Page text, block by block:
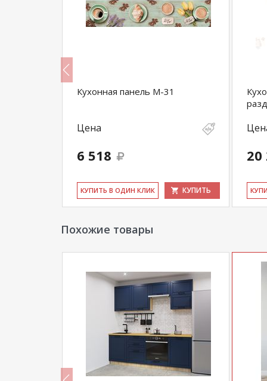
Кухонная панель M-31
Цена
6 518
КУ­ПИТЬ В ОДИН КЛИК КУПИТЬ
20
Похожие товары